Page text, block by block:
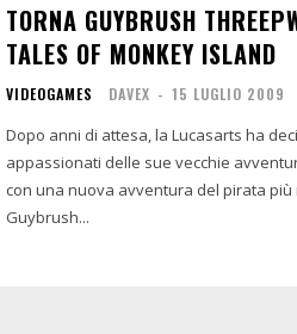
TORNA GUYBRUSH
TALES OF MONKEY ISLAND
VIDEOGAMES DAVEX - 15 LUGLIO 2009
Dopo anni di attesa, la Lucasarts ha
appassionati delle sue vecchie
con una nuova avventura del pirata più
Guybrush...